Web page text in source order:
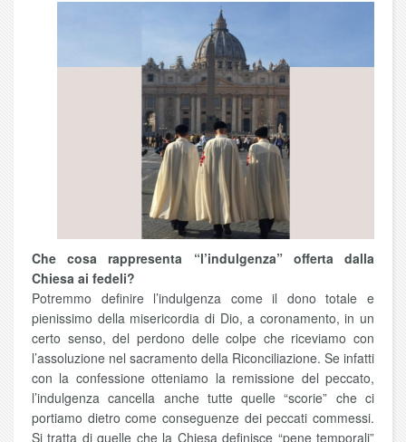
Che cosa rappresenta “l’indulgenza” offerta dalla
Chiesa ai fedeli?
Potremmo definire l’indulgenza come il dono totale e
pienissimo della misericordia di Dio, a coronamento, in un
certo senso, del perdono delle colpe che riceviamo con
l’assoluzione nel sacramento della Riconciliazione. Se infatti
con la confessione otteniamo la remissione del peccato,
l’indulgenza cancella anche tutte quelle “scorie” che ci
portiamo dietro come conseguenze dei peccati commessi.
Si tratta di quelle che la Chiesa definisce “pene temporali”